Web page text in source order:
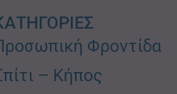
Φροντίδα
– Κήπος